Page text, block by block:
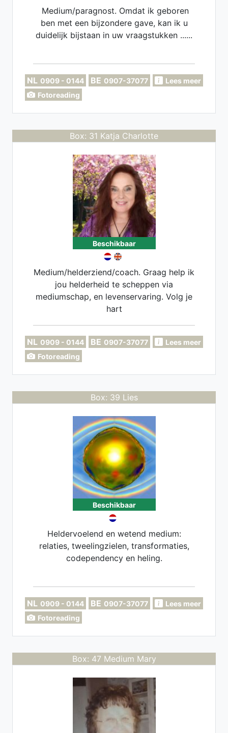
Medium/paragnost. Omdat ik geboren
ben met een bijzondere gave, kan ik u
duidelijk bijstaan in uw vraagstukken ......
NL 0909 - 0144 BE 0907-37077
Lees meer
Fotoreading
Box: 31 Katja Charlotte
Beschikbaar
Medium/helderziend/coach. Graag help ik
jou helderheid te scheppen via
mediumschap, en levenservaring. Volg je
hart
NL 0909 - 0144 BE 0907-37077
Lees meer
Fotoreading
Box: 39 Lies
Beschikbaar
Heldervoelend en wetend medium:
relaties, tweelingzielen, transformaties,
codependency en heling.
NL 0909 - 0144 BE 0907-37077
Lees meer
Fotoreading
Box: 47 Medium Mary